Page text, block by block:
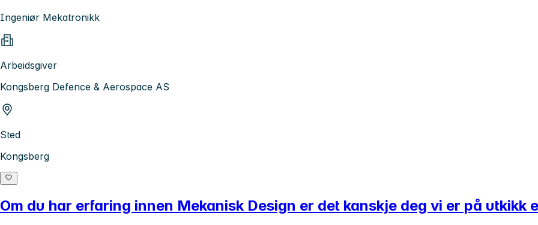
Ingeniør Mekatronikk
Arbeidsgiver
Kongsberg Defence & Aerospace AS
Sted
Kongsberg
Om du har erfaring innen Mekanisk Design er det kanskje deg vi er på utkikk